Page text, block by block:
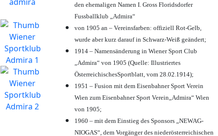
den ehemaligen Namen I. Gross Floridsdorfer
Fussballklub „Admira“
von 1905 an – Vereinsfarben: offiziell Rot-Gelb,
wurde aber kurz darauf in Schwarz-Weiß geändert;
1914 – Namensänderung in Wiener Sport Club
„Admira“ von 1905 (Quelle: Illustriertes
ÖsterreichischesSportblatt, vom 28.02.1914);
1951 – Fusion mit dem Eisenbahner Sport Verein
Wien zum Eisenbahner Sport Verein„Admira“ Wien
von 1905;
1960 – mit dem Einstieg des Sponsors „NEWAG-
NIOGAS“, dem Vorgänger des niederösterreichischen